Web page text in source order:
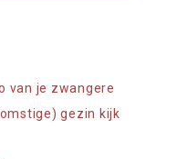
van je zwangere
gezin kijk